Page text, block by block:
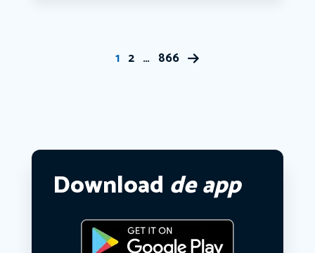
1 2 … 866
Download de app